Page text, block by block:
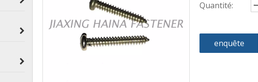
Quantité:
enquête